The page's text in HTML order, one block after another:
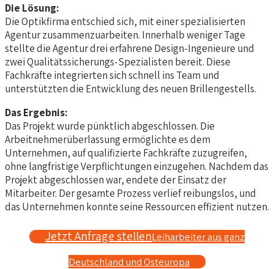
Die Lösung:
Die Optikfirma entschied sich, mit einer spezialisierten
Agentur zusammenzuarbeiten. Innerhalb weniger Tage
stellte die Agentur drei erfahrene Design-Ingenieure und
zwei Qualitätssicherungs-Spezialisten bereit. Diese
Fachkräfte integrierten sich schnell ins Team und
unterstützten die Entwicklung des neuen Brillengestells.
Das Ergebnis:
Das Projekt wurde pünktlich abgeschlossen. Die
Arbeitnehmerüberlassung ermöglichte es dem
Unternehmen, auf qualifizierte Fachkräfte zuzugreifen,
ohne langfristige Verpflichtungen einzugehen. Nachdem das
Projekt abgeschlossen war, endete der Einsatz der
Mitarbeiter. Der gesamte Prozess verlief reibungslos, und
das Unternehmen konnte seine Ressourcen effizient nutzen.
Jetzt Anfrage stellenLeiharbeiter aus ganz
Deutschland und Osteuropa